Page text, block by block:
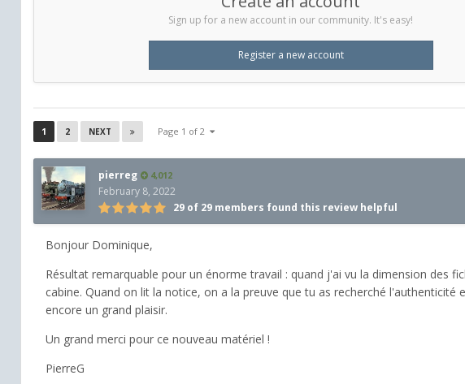
Sign up for a new account in our community. It's easy!
Register a new account
1 2 NEXT Page 1 of 2
pierreg 4,012
February 8, 2022
29 of 29 members found this review helpful
Bonjour Dominique,
Résultat remarquable pour un énorme travail : quand j'ai vu la dimension des
cabine. Quand on lit la notice, on a la preuve que tu as recherché
encore un grand plaisir.
Un grand merci pour ce nouveau matériel !
PierreG